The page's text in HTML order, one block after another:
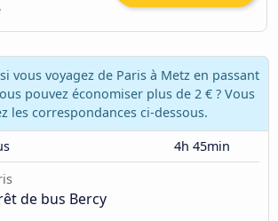
vous voyagez de Paris à Metz en passant
pouvez économiser plus de 2 € ? Vous
les correspondances ci-dessous.
4h 45min
de bus Bercy